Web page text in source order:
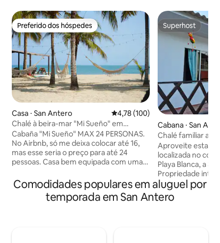
Preferido dos hóspedes
Preferido dos hóspedes
Casa ⋅ San Antero 4,78 de uma avaliação média de
4,78 (100)
Chalé à beira-mar "Mi Sueño" em
Coveñas.
Cabaña "Mi Sueño" MAX 24 PERSONAS.
No Airbnb, só me deixa colocar até 16,
mas esse seria o preço para até 24
pessoas. Casa bem equipada com uma
mar! Temos vizinhos, mas a praia é para
uso exclusivo dos hóspedes da casa.
Perfeito para compartilhar com
Superhost
Superhost
Cabana ⋅ San
Chalé familiar a
Branca.
Aproveite esta
localizada no
Playa Blanca, a
Propriedade
de estar, sala de
espaçosos com
condicionado,
Comodidades populares em aluguel por
temporada em San Antero